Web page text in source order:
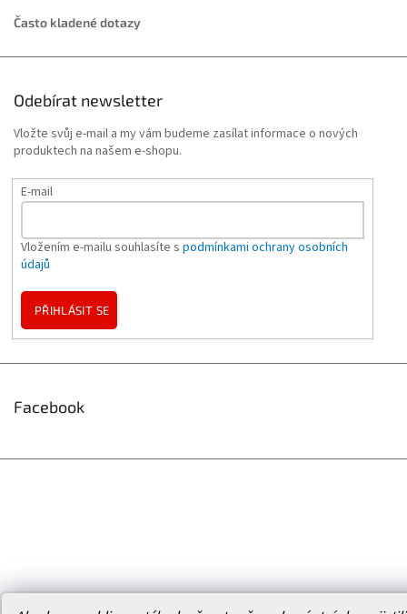
Často kladené dotazy
Odebírat newsletter
Vložte svůj e-mail a my vám budeme zasílat informace o nových
produktech na našem e-shopu.
E-mail
Vložením e-mailu souhlasíte s podmínkami ochrany osobních
údajů
PŘIHLÁSIT SE
Facebook